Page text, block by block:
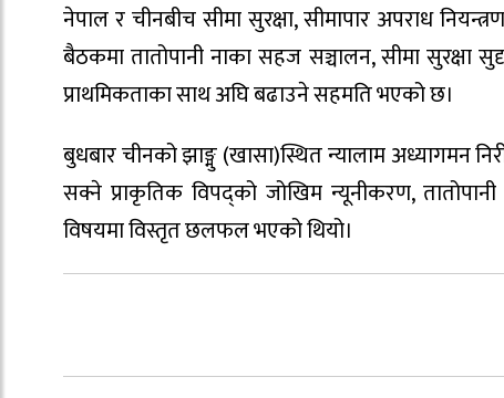
नेपाल र चीनबीच सीमा सुरक्षा, सीमापार अपराध
बैठकमा तातोपानी नाका सहज सञ्चालन, सीमा सुरक्षा
प्राथमिकताका साथ अघि बढाउने सहमति भएको छ।
बुधबार चीनको झाङ्मु (खासा)स्थित न्यालाम अध्यागमन
सक्ने प्राकृतिक विपद्को जोखिम न्यूनीकरण, तातोपानी
विषयमा विस्तृत छलफल भएको थियो।